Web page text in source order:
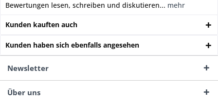
Bewertungen lesen, schreiben und diskutieren... mehr
Kunden kauften auch
Kunden haben sich ebenfalls angesehen
Newsletter
Über uns